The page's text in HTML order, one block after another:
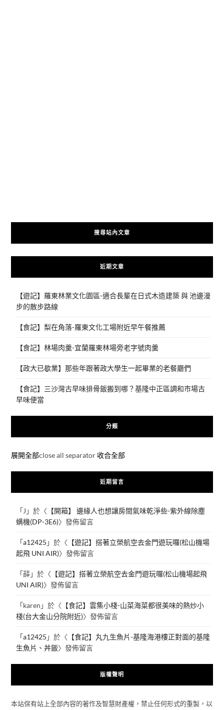
搜尋站內文章
近期文章
【遊記】羅東林業文化園區-適合長輩在日式木造建築 與 池邊漫
步的散步路線
【食記】梨在角落-羅東文化工場附近早午餐推薦
【食記】林場肉羹-宜蘭羅東林場旁老字號肉羹
【政大已歇業】那些年跟著政大學生一起畢業的老餐廳們
【食記】三沙灣古早味排骨飯搬到哪？基隆中正區調和市場古
早味便當
分類
展開全部close all separator 收合全部
近期留言
「J 」於〈 【開箱】 邊緣人也想讓房間氣味乾淨些-紫外線除塵
螨機(DP-3E6)〉發佈留言
「a12425 」於〈 【遊記】搭著立榮航空去金門遊玩囉(松山機場
起飛 UNI AIR)〉發佈留言
「薛」於〈 【遊記】搭著立榮航空去金門遊玩囉(松山機場起飛
UNI AIR)〉發佈留言
「karen 」於〈 【食記】雲集小棧-山菜海菜都很美味的熱炒小
棧(台大金山分院附近)〉發佈留言
「a12425 」於〈 【食記】丸九生魚片-基隆海港樓正對面的基隆
生魚片、丼飯〉發佈留言
版權聲明
本站保有站上全部內容的著作及智慧財產權，禁止任何形式的重製，以